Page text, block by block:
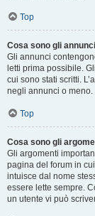
Top
Cosa sono gli
Gli annunci
letti prima possibile.
cui sono stati scritti.
negli annunci o meno.
Top
Cosa sono gli
Gli argomenti
pagina del forum in
intuisce dal nome
essere lette sempre.
un utente vi può